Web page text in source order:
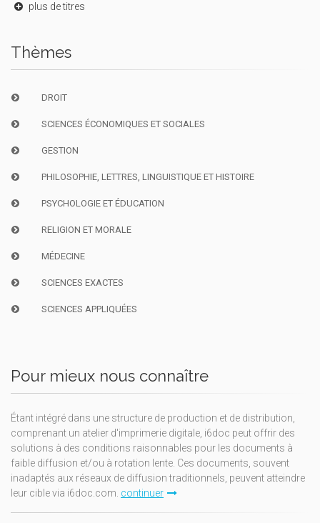
plus de titres
Thèmes
DROIT
SCIENCES ÉCONOMIQUES ET SOCIALES
GESTION
PHILOSOPHIE, LETTRES, LINGUISTIQUE ET HISTOIRE
PSYCHOLOGIE ET ÉDUCATION
RELIGION ET MORALE
MÉDECINE
SCIENCES EXACTES
SCIENCES APPLIQUÉES
Pour mieux nous connaître
Étant intégré dans une structure de production et de distribution,
comprenant un atelier d'imprimerie digitale, i6doc peut offrir des
solutions à des conditions raisonnables pour les documents à
faible diffusion et/ou à rotation lente. Ces documents, souvent
inadaptés aux réseaux de diffusion traditionnels, peuvent atteindre
leur cible via i6doc.com. continuer